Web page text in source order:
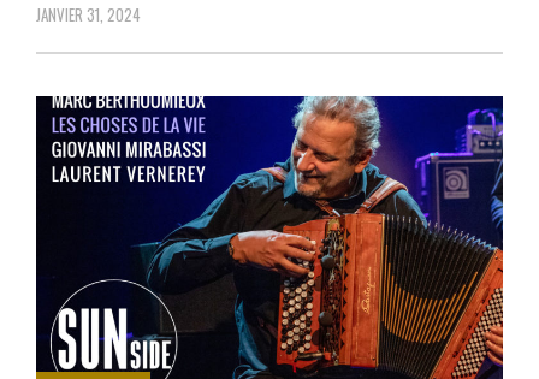
JANVIER 31, 2024